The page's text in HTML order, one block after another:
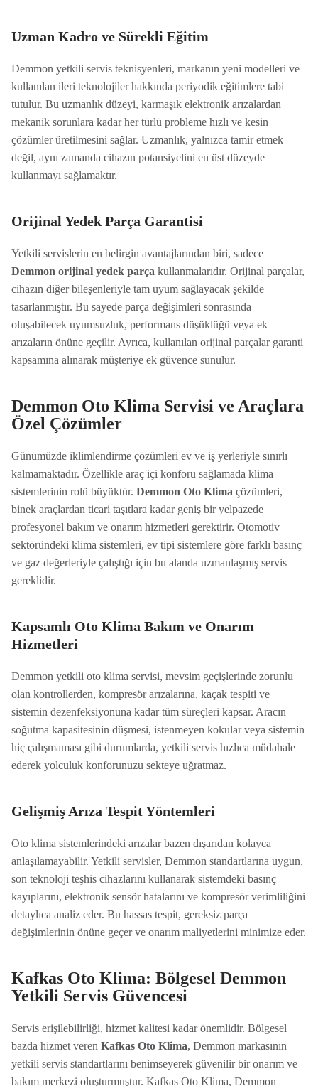
Uzman Kadro ve Sürekli Eğitim
Demmon yetkili servis teknisyenleri, markanın yeni modelleri ve
kullanılan ileri teknolojiler hakkında periyodik eğitimlere tabi
tutulur. Bu uzmanlık düzeyi, karmaşık elektronik arızalardan
mekanik sorunlara kadar her türlü probleme hızlı ve kesin
çözümler üretilmesini sağlar. Uzmanlık, yalnızca tamir etmek
değil, aynı zamanda cihazın potansiyelini en üst düzeyde
kullanmayı sağlamaktır.
Orijinal Yedek Parça Garantisi
Yetkili servislerin en belirgin avantajlarından biri, sadece
Demmon orijinal yedek parça kullanmalarıdır. Orijinal parçalar,
cihazın diğer bileşenleriyle tam uyum sağlayacak şekilde
tasarlanmıştır. Bu sayede parça değişimleri sonrasında
oluşabilecek uyumsuzluk, performans düşüklüğü veya ek
arızaların önüne geçilir. Ayrıca, kullanılan orijinal parçalar garanti
kapsamına alınarak müşteriye ek güvence sunulur.
Demmon Oto Klima Servisi ve Araçlara
Özel Çözümler
Günümüzde iklimlendirme çözümleri ev ve iş yerleriyle sınırlı
kalmamaktadır. Özellikle araç içi konforu sağlamada klima
sistemlerinin rolü büyüktür. Demmon Oto Klima çözümleri,
binek araçlardan ticari taşıtlara kadar geniş bir yelpazede
profesyonel bakım ve onarım hizmetleri gerektirir. Otomotiv
sektöründeki klima sistemleri, ev tipi sistemlere göre farklı basınç
ve gaz değerleriyle çalıştığı için bu alanda uzmanlaşmış servis
gereklidir.
Kapsamlı Oto Klima Bakım ve Onarım
Hizmetleri
Demmon yetkili oto klima servisi, mevsim geçişlerinde zorunlu
olan kontrollerden, kompresör arızalarına, kaçak tespiti ve
sistemin dezenfeksiyonuna kadar tüm süreçleri kapsar. Aracın
soğutma kapasitesinin düşmesi, istenmeyen kokular veya sistemin
hiç çalışmaması gibi durumlarda, yetkili servis hızlıca müdahale
ederek yolculuk konforunuzu sekteye uğratmaz.
Gelişmiş Arıza Tespit Yöntemleri
Oto klima sistemlerindeki arızalar bazen dışarıdan kolayca
anlaşılamayabilir. Yetkili servisler, Demmon standartlarına uygun,
son teknoloji teşhis cihazlarını kullanarak sistemdeki basınç
kayıplarını, elektronik sensör hatalarını ve kompresör verimliliğini
detaylıca analiz eder. Bu hassas tespit, gereksiz parça
değişimlerinin önüne geçer ve onarım maliyetlerini minimize eder.
Kafkas Oto Klima: Bölgesel Demmon
Yetkili Servis Güvencesi
Servis erişilebilirliği, hizmet kalitesi kadar önemlidir. Bölgesel
bazda hizmet veren Kafkas Oto Klima, Demmon markasının
yetkili servis standartlarını benimseyerek güvenilir bir onarım ve
bakım merkezi oluşturmuştur. Kafkas Oto Klima, Demmon